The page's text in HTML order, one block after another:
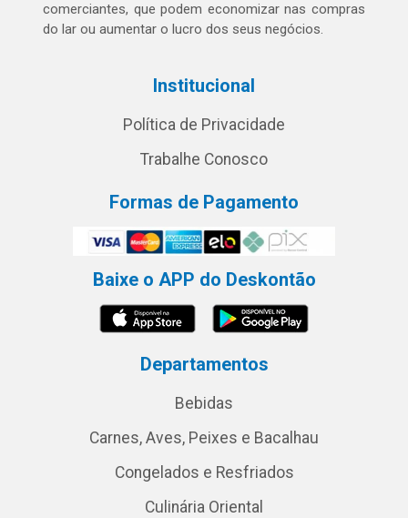
comerciantes, que podem economizar nas compras
do lar ou aumentar o lucro dos seus negócios.
Institucional
Política de Privacidade
Trabalhe Conosco
Formas de Pagamento
Baixe o APP do Deskontão
Departamentos
Bebidas
Carnes, Aves, Peixes e Bacalhau
Congelados e Resfriados
Culinária Oriental